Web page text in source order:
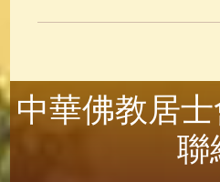
中華佛教居士
聯